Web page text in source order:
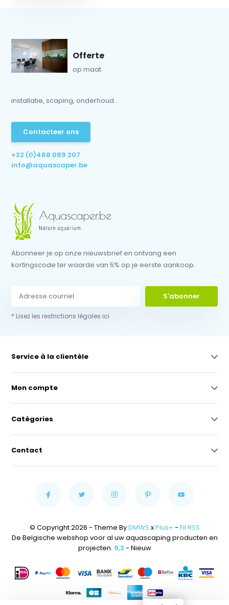
Offerte
op maat
installatie, scaping, onderhoud...
Contacteer ons
+32 (0)468 089 207
info@aquascaper.be
Abonneer je op onze nieuwsbrief en ontvang een
kortingscode ter waarde van 5% op je eerste aankoop.
S'abonner
* Lisez les restrictions légales ici
Service à la clientèle
Mon compte
Catégories
Contact
© Copyright 2026 - Theme ByDMWS xPlus+ - Fil RSS
De Belgische webshop voor al uw aquascaping producten en
projecten. 9,3 - Nieuw